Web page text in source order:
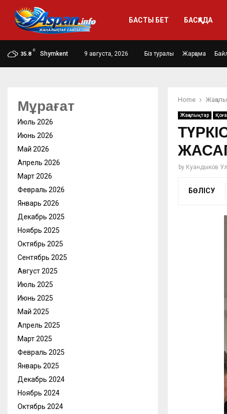
БАСТЫ БЕТ БАСҚАДА
35.8
C
Shymkent 9 августа, 2026 Біз туралы Жарңама
Home
Жаңалықтар
by Куандыков
БӨЛІСУ
Мұрағат
Июль 2026
Июнь 2026
Май 2026
Апрель 2026
Март 2026
Февраль 2026
Январь 2026
Декабрь 2025
Ноябрь 2025
Октябрь 2025
Сентябрь 2025
Август 2025
Июль 2025
Июнь 2025
Май 2025
Апрель 2025
Март 2025
Февраль 2025
Январь 2025
Декабрь 2024
Ноябрь 2024
Октябрь 2024